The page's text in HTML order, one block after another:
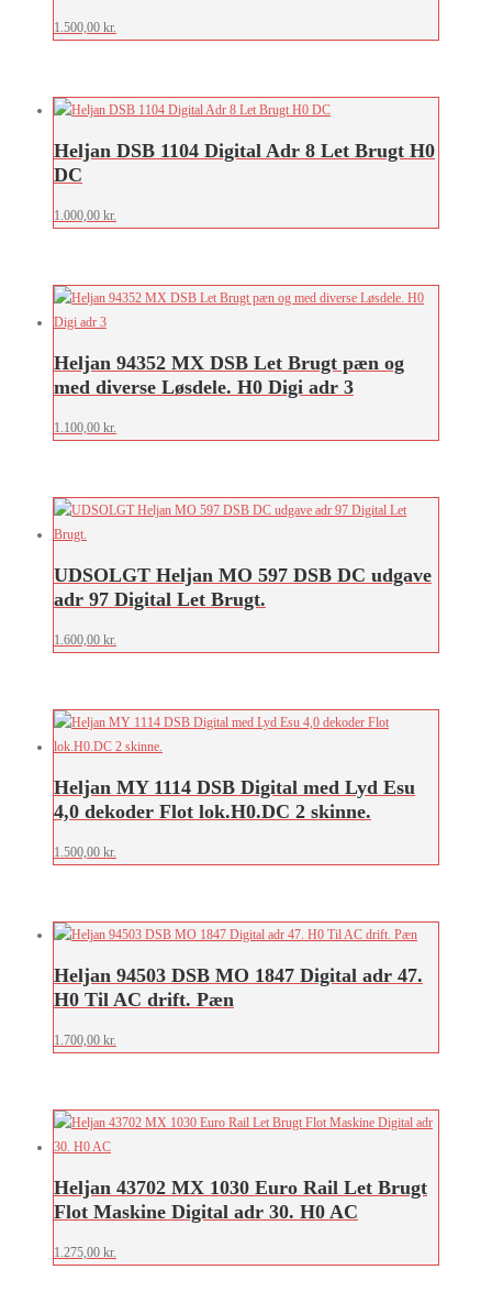
1.500,00 kr.
Heljan DSB 1104 Digital Adr 8 Let Brugt H0
DC
1.000,00 kr.
Heljan 94352 MX DSB Let Brugt pæn og
med diverse Løsdele. H0 Digi adr 3
1.100,00 kr.
UDSOLGT Heljan MO 597 DSB DC udgave
adr 97 Digital Let Brugt.
1.600,00 kr.
Heljan MY 1114 DSB Digital med Lyd Esu
4,0 dekoder Flot lok.H0.DC 2 skinne.
1.500,00 kr.
Heljan 94503 DSB MO 1847 Digital adr 47.
H0 Til AC drift. Pæn
1.700,00 kr.
Heljan 43702 MX 1030 Euro Rail Let Brugt
Flot Maskine Digital adr 30. H0 AC
1.275,00 kr.